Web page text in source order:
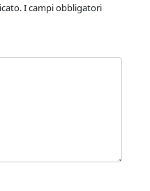
I campi obbligatori